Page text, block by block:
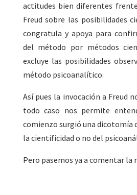
actitudes bien diferentes
Freud sobre las posibilidades
congratula y apoya para
del método por métodos
excluye las posibilidades
método psicoanalítico.
Así pues la invocación a Freud
todo caso nos permite
comienzo surgió una dicotomía
la cientificidad o no del
Pero pasemos ya a comentar la